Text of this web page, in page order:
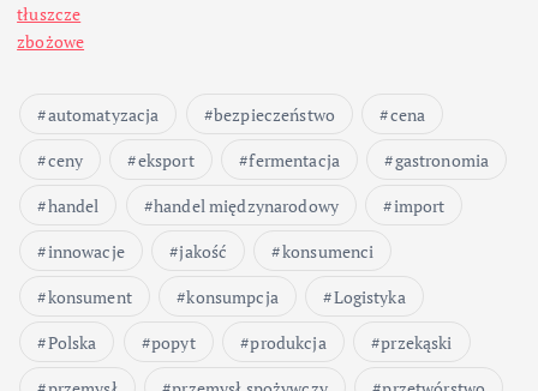
tłuszcze
zbożowe
automatyzacja bezpieczeństwo
cena
ceny
eksport fermentacja
gastronomia
handel
handel międzynarodowy
import
innowacje
jakość
konsumenci
konsument
konsumpcja
Logistyka
Polska
popyt produkcja
przekąski